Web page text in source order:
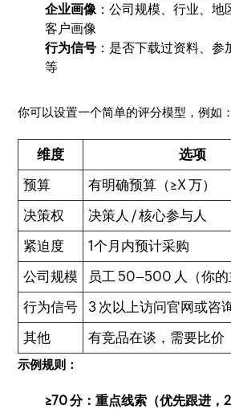
企业画像 ：公司规模、行业、
客户画像
行为信号 ：是否下载过资料、
等
你可以设置一个简单的评分模型，例如：
维度 选项
预算
有明确预算（≥X 万）
决策权
决策人 / 核心参与人
紧迫度
1个月内预计采购
公司规模
员工 50–500 人（你的
行为信号
3 次以上访问官网或咨
其他
有竞品在谈，需要比价
示例规则：
≥70 分：重点线索（优先跟进，